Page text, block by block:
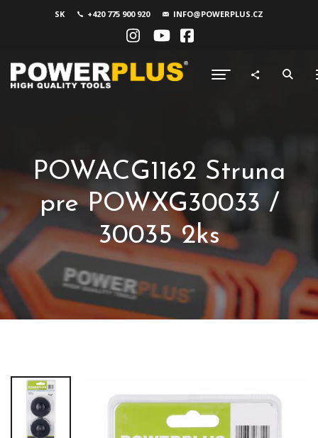
SK +420 775 900 920 INFO@POWERPLUS.CZ
POWACG1162 Struna
pre POWXG30033 /
30035 2ks